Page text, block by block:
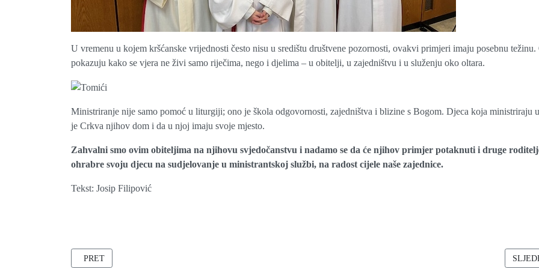
U vremenu u kojem kršćanske vrijednosti često nisu u središtu društvene pozornosti, ovakvi primjeri imaju posebnu težinu.
pokazuju kako se vjera ne živi samo riječima, nego i djelima – u obitelji, u zajedništvu i u služenju oko oltara.
Ministriranje nije samo pomoć u liturgiji; ono je škola odgovornosti, zajedništva i blizine s Bogom. Djeca koja ministriraju
je Crkva njihov dom i da u njoj imaju svoje mjesto.
Zahvalni smo ovim obiteljima na njihovu svjedočanstvu i nadamo se da će njihov primjer potaknuti i druge
ohrabre svoju djecu na sudjelovanje u ministrantskoj službi, na radost cijele naše zajednice.
Tekst: Josip Filipović
PRETHODNI ČLANAK: KORIZMENI HOD – PUT OBRAĆENJA, ZAJEDNIŠTVA I NADE
PRET